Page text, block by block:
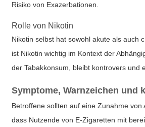
Risiko von Exazerbationen.
Rolle von Nikotin
Nikotin selbst hat sowohl akute als auch
ist Nikotin wichtig im Kontext der
der Tabakkonsum, bleibt kontrovers und
Symptome, Warnzeichen und
Betroffene sollten auf eine Zunahme
dass Nutzende von E‑Zigaretten mit